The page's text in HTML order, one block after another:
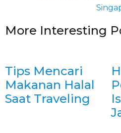
More Interesting
Tips Mencari
Makanan Halal
Saat Traveling